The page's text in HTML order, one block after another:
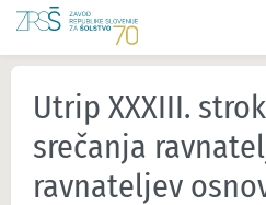
Utrip XXXIII.
srečanja
ravnateljev